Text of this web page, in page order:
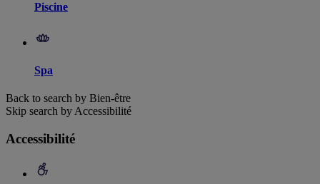
Piscine
Spa
Back to search by Bien-être
Skip search by Accessibilité
Accessibilité